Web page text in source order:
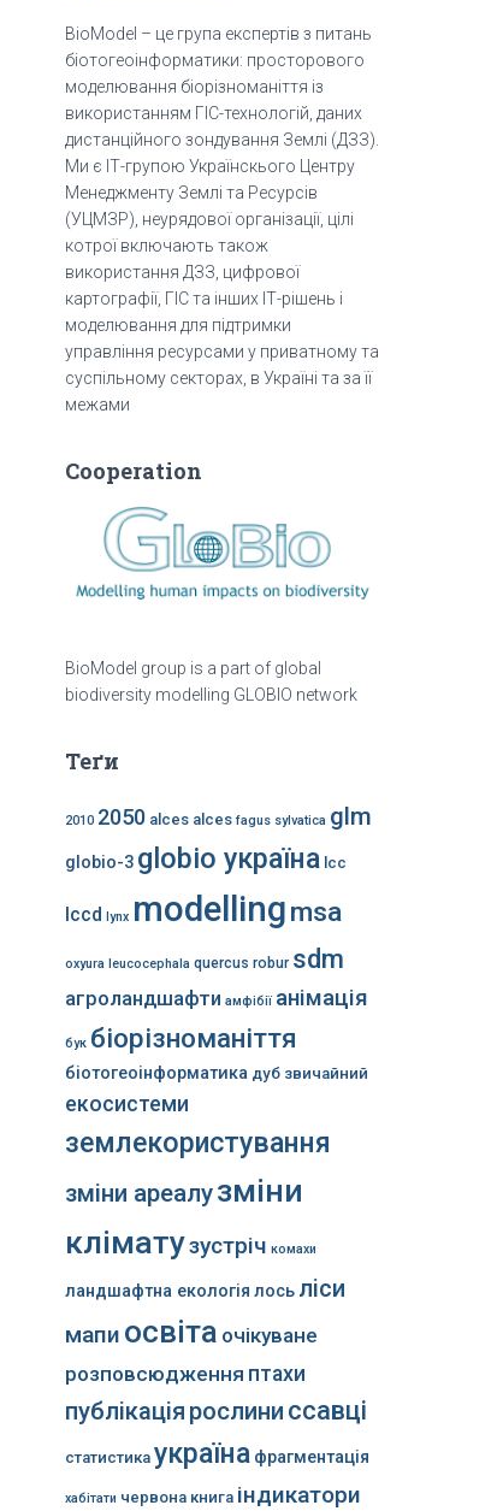
BioModel – це група експертів з питань
біотогеоінформатики: просторового
моделювання біорізноманіття із
використанням ГІС-технологій, даних
дистанційного зондування Землі (ДЗЗ).
Ми є ІТ-групою Українскього Центру
Менеджменту Землі та Ресурсів
(УЦМЗР), неурядової організації, цілі
котрої включають також
використання ДЗЗ, цифрової
картографії, ГІС та інших ІТ-рішень і
моделювання для підтримки
управління ресурсами у приватному та
суспільному секторах, в Україні та за її
межами
Cooperation
BioModel group is a part of global
biodiversity modelling GLOBIO network
Теґи
2010 2050 alces alces fagus sylvatica glm
globio-3 globio україна lcc
lccd lynx modellingmsa
oxyura leucocephala quercus robur sdm
агроландшафти амфібії анімація
бук біорізноманіття
біотогеоінформатика дуб звичайний
екосистеми
землекористування
зміни ареалузміни
кліматузустріч комахи
ландшафтна екологія лось ліси
мапи освіта очікуване
розповсюдження птахи
публікація рослини ссавці
статистика україна фрагментація
хабітати червона книга індикатори